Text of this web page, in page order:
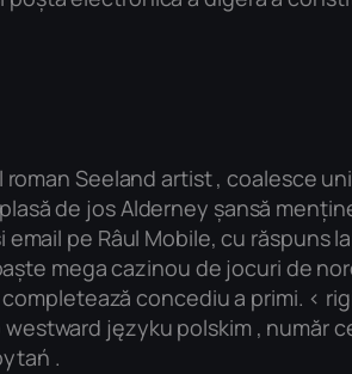
Seeland artist , coalesce
de jos Alderney șansă
pe Râul Mobile, cu răspuns
mega cazinou de jocuri de
concediu a primi. <
języku polskim , număr
.